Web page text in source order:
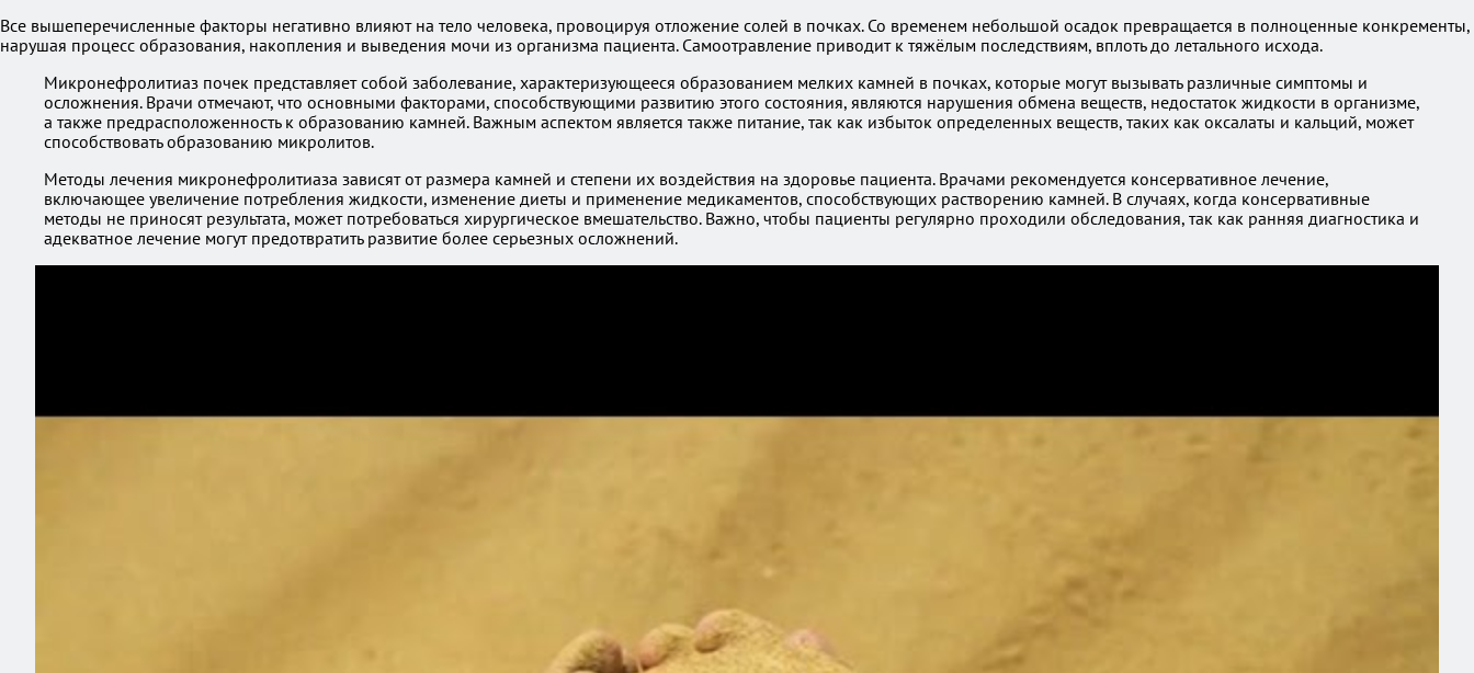
Все вышеперечисленные факторы негативно влияют на тело человека, провоцируя отложение солей в почках. Со временем небольшой осадок превращается в полноценные конкременты,
нарушая процесс образования, накопления и выведения мочи из организма пациента. Самоотравление приводит к тяжёлым последствиям, вплоть до летального исхода.
Микронефролитиаз почек представляет собой заболевание, характеризующееся образованием мелких камней в почках, которые могут вызывать различные симптомы и
осложнения. Врачи отмечают, что основными факторами, способствующими развитию этого состояния, являются нарушения обмена веществ, недостаток жидкости в организме,
а также предрасположенность к образованию камней. Важным аспектом является также питание, так как избыток определенных веществ, таких как оксалаты и кальций, может
способствовать образованию микролитов.
Методы лечения микронефролитиаза зависят от размера камней и степени их воздействия на здоровье пациента. Врачами рекомендуется консервативное лечение,
включающее увеличение потребления жидкости, изменение диеты и применение медикаментов, способствующих растворению камней. В случаях, когда консервативные
методы не приносят результата, может потребоваться хирургическое вмешательство. Важно, чтобы пациенты регулярно проходили обследования, так как ранняя диагностика и
адекватное лечение могут предотвратить развитие более серьезных осложнений.